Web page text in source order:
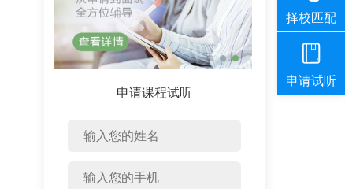
申请课程试听